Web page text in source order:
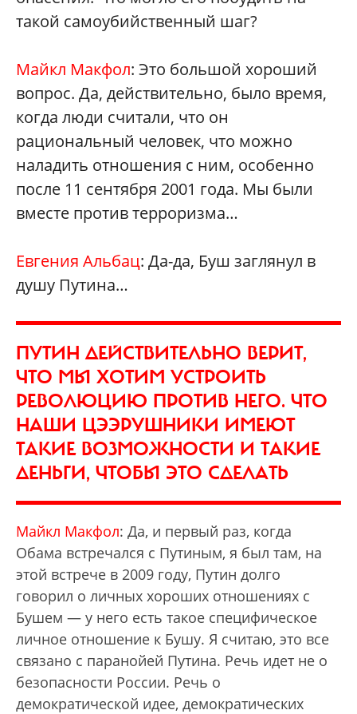
такой самоубийственный шаг?
Майкл Макфол: Это большой хороший
вопрос. Да, действительно, было время,
когда люди считали, что он
рациональный человек, что можно
наладить отношения с ним, особенно
после 11 сентября 2001 года. Мы были
вместе против терроризма…
Евгения Альбац: Да-да, Буш заглянул в
душу Путина…
ПУТИН ДЕЙСТВИТЕЛЬНО ВЕРИТ,
ЧТО МЫ ХОТИМ УСТРОИТЬ
РЕВОЛЮЦИЮ ПРОТИВ НЕГО. ЧТО
НАШИ ЦЭЭРУШНИКИ ИМЕЮТ
ТАКИЕ ВОЗМОЖНОСТИ И ТАКИЕ
ДЕНЬГИ, ЧТОБЫ ЭТО СДЕЛАТЬ
Майкл Макфол: Да, и первый раз, когда
Обама встречался с Путиным, я был там, на
этой встрече в 2009 году, Путин долго
говорил о личных хороших отношениях с
Бушем — у него есть такое специфическое
личное отношение к Бушу. Я считаю, это все
связано с паранойей Путина. Речь идет не о
безопасности России. Речь о
демократической идее, демократических